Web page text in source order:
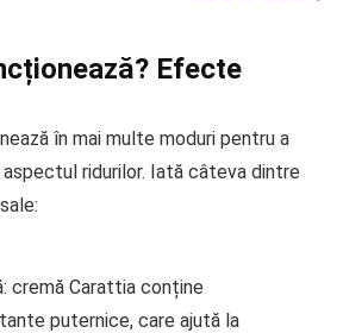
Efecte
în mai multe moduri pentru a
ridurilor. Iată câteva dintre
cremă Carattia conține
puternice, care ajută la